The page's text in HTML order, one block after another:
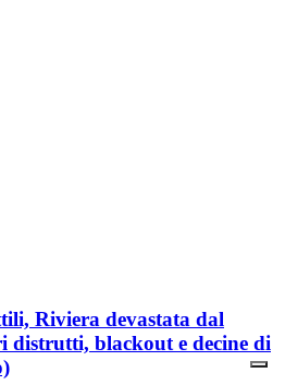
Riviera devastata dal
distrutti, blackout e decine di